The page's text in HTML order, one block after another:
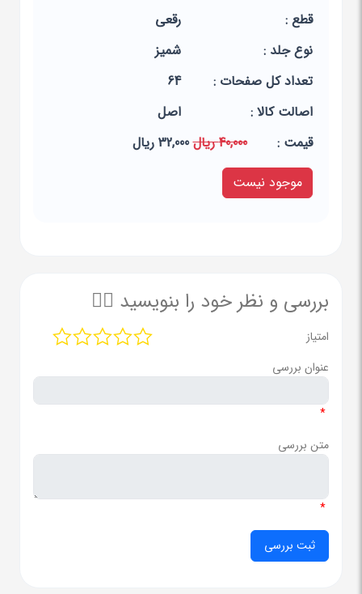
قطع :
رقعی
نوع جلد :
شمیز
تعداد کل صفحات :
64
اصالت کالا :
اصل
قيمت :
40,000 ریال
32,000 ریال
موجود نیست
بررسی و نظر خود را بنویسید ✍🏻
امتیاز
عنوان بررسی
*
متن بررسی
*